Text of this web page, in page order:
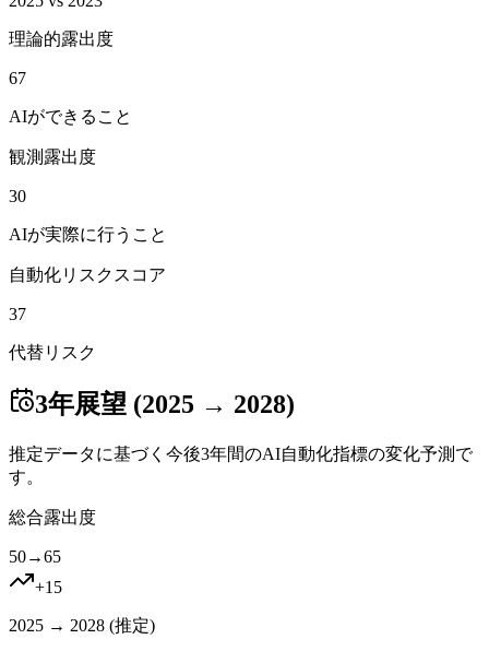
理論的露出度
67
AIができること
観測露出度
30
AIが実際に行うこと
自動化リスクスコア
37
代替リスク
3年展望 (2025 → 2028)
推定データに基づく今後3年間のAI自動化指標の変化予測で
す。
総合露出度
50→65
+15
2025 → 2028 (推定)